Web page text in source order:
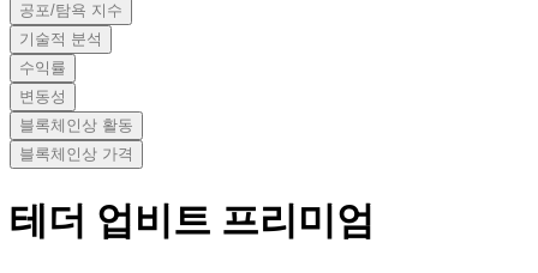
공포/탐욕 지수
기술적 분석
수익률
변동성
블록체인상 활동
블록체인상 가격
테더 업비트 프리미엄